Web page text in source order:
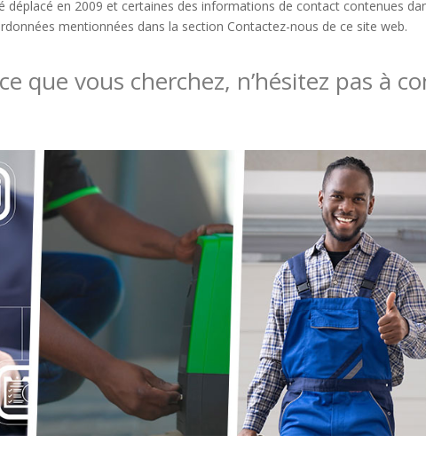
déplacé en 2009 et certaines des informations de contact contenues
mentionnées dans la section Contactez-nous de ce site web.
que vous cherchez, n’hésitez pas à